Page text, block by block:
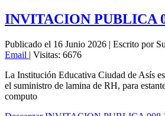
INVITACION PUBLICA
Publicado el 16 Junio 2026 | Escrito por
Email | Visitas: 6676
La Institución Educativa Ciudad de Asís
el suministro de lamina de RH, para
computo